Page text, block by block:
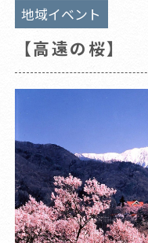
地域イベント
【高遠の桜】